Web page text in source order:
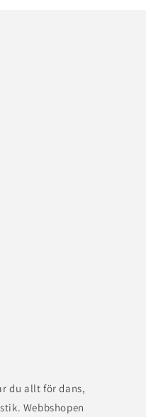
du allt för dans,
Webbshopen